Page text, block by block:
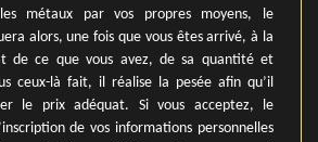
métaux par vos propres moyens, le
alors, une fois que vous êtes arrivé, à la
de ce que vous avez, de sa quantité et
ceux-là fait, il réalise la pesée afin qu’il
le prix adéquat. Si vous acceptez, le
de vos informations personnelles